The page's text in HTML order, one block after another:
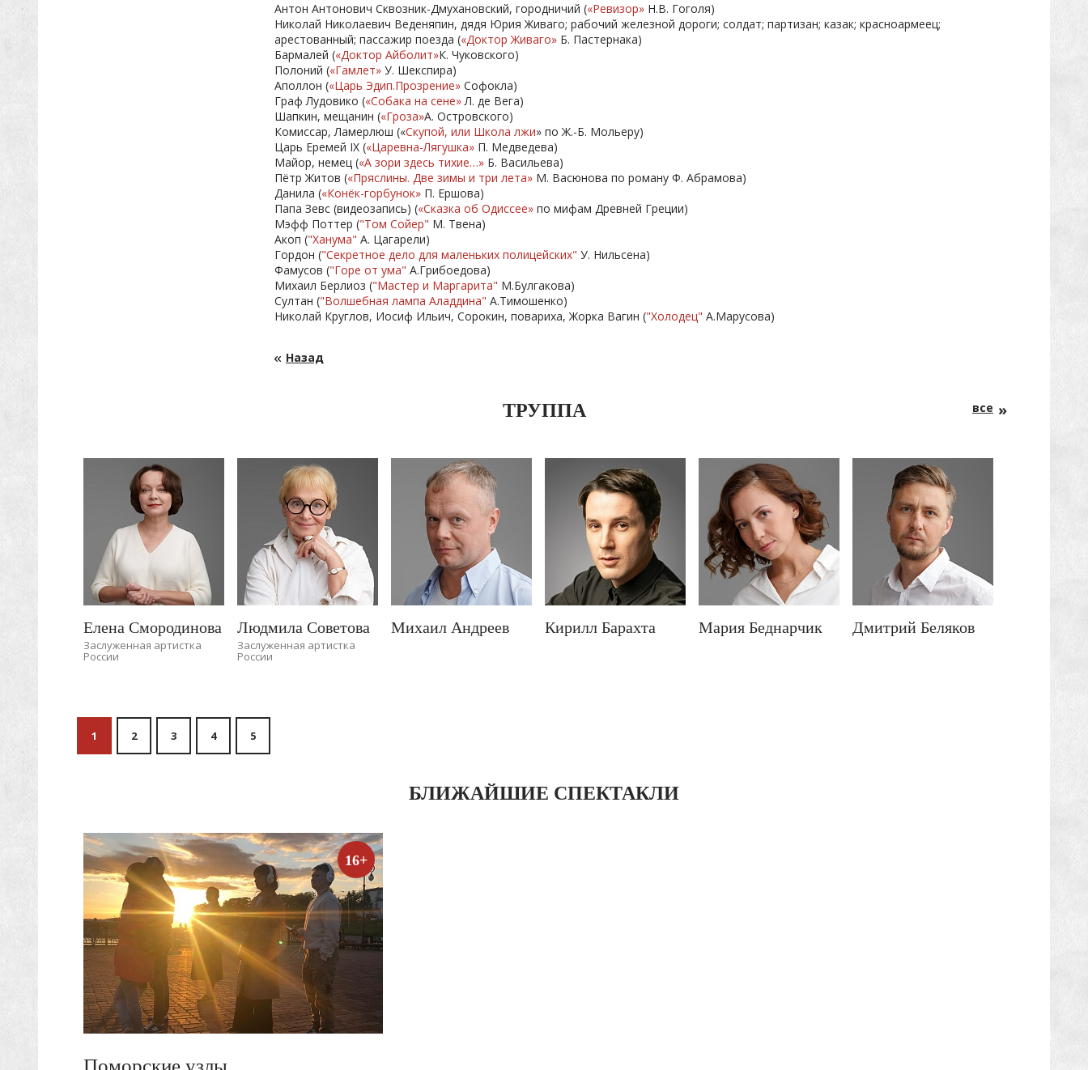
Антон Антонович Сквозник-Дмухановский, городничий («Ревизор» Н.В. Гоголя)
Николай Николаевич Веденяпин, дядя Юрия Живаго; рабочий железной дороги; солдат; партизан; казак; красноармеец;
арестованный; пассажир поезда («Доктор Живаго» Б. Пастернака)
Бармалей («Доктор Айболит»К. Чуковского)
Полоний («Гамлет» У. Шекспира)
Аполлон («Царь Эдип.Прозрение» Софокла)
Граф Лудовико («Собака на сене»Л. де Вега)
Шапкин, мещанин («Гроза»А. Островского)
Комиссар, Ламерлюш («Скупой, или Школа лжи» по Ж.-Б. Мольеру)
Царь Еремей IX («Царевна-Лягушка» П. Медведева)
Майор, немец («А зори здесь тихие…» Б. Васильева)
Пётр Житов («Пряслины. Две зимы и три лета» М. Васюнова по роману Ф. Абрамова)
Данила («Конёк-горбунок» П. Ершова)
Папа Зевс (видеозапись) («Сказка об Одиссее» по мифам Древней Греции)
Мэфф Поттер ("Том Сойер" М. Твена)
Акоп ("Ханума" А. Цагарели)
Гордон ("Секретное дело для маленьких полицейских" У. Нильсена)
Фамусов ("Горе от ума" А.Грибоедова)
Михаил Берлиоз ("Мастер и Маргарита" М.Булгакова)
Султан ("Волшебная лампа Аладдина" А.Тимошенко)
Николай Круглов, Иосиф Ильич, Сорокин, повариха, Жорка Вагин ("Холодец" А.Марусова)
Назад
ТРУППА все
Елена Смородинова
Заслуженная артистка
России
Людмила Советова
Заслуженная артистка
России
Михаил Андреев Кирилл Барахта Мария Беднарчик Дмитрий Беляков
1 2 3 4 5
БЛИЖАЙШИЕ СПЕКТАКЛИ
16+
Поморские узлы